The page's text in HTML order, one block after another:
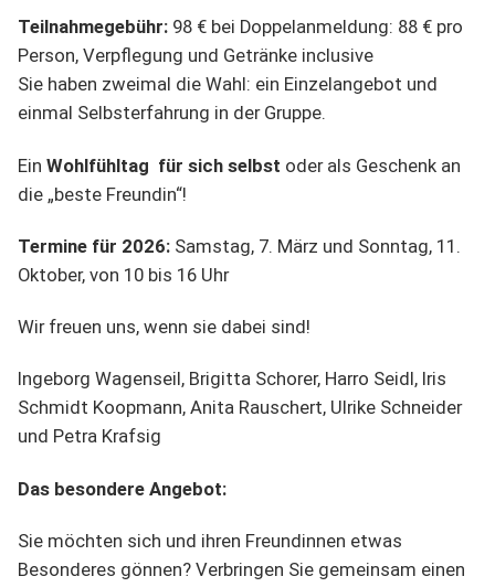
Teilnahmegebühr: 98 € bei Doppelanmeldung: 88 € pro
Person, Verpflegung und Getränke inclusive
Sie haben zweimal die Wahl: ein Einzelangebot und
einmal Selbsterfahrung in der Gruppe.
Ein Wohlfühltag für sich selbst oder als Geschenk an
die „beste Freundin“!
Termine für 2026: Samstag, 7. März und Sonntag, 11.
Oktober, von 10 bis 16 Uhr
Wir freuen uns, wenn sie dabei sind!
Ingeborg Wagenseil, Brigitta Schorer, Harro Seidl, Iris
Schmidt Koopmann, Anita Rauschert, Ulrike Schneider
und Petra Krafsig
Das besondere Angebot:
Sie möchten sich und ihren Freundinnen etwas
Besonderes gönnen? Verbringen Sie gemeinsam einen